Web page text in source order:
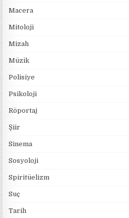
Macera
Mitoloji
Mizah
Müzik
Polisiye
Psikoloji
Röportaj
Şiir
Sinema
Sosyoloji
Spiritüelizm
Suç
Tarih